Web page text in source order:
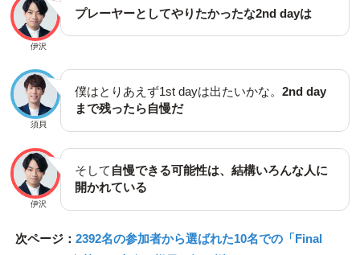
伊沢
プレーヤーとしてやりたかったな2nd dayは
須貝
僕はとりあえず1st dayは出たいかな。2nd day
まで残ったら自慢だ
伊沢
そして 自慢できる可能性は、結構いろんな人に
開かれている
次ページ： 2392名の参加者から選ばれた10名での「Final